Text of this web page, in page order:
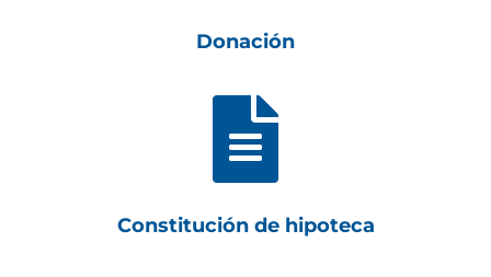
Donación

Constitución de hipoteca